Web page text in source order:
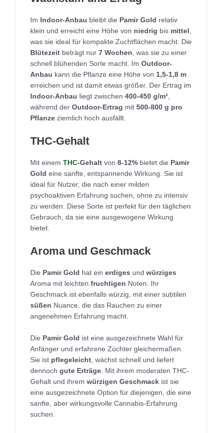
Im Indoor-Anbau bleibt die Pamir Gold relativ
klein und erreicht eine Höhe von niedrig bis mittel ,
was sie ideal für kompakte Zuchtflächen macht. Die
Blütezeit beträgt nur 7 Wochen, was sie zu einer
schnell blühenden Sorte macht. Im Outdoor-
Anbau kann die Pflanze eine Höhe von 1,5-1,8 m
erreichen und ist damit etwas größer. Der Ertrag im
Indoor-Anbau liegt zwischen 400-450 g/m²,
während der Outdoor-Ertrag mit 500-800 g pro
Pflanze ziemlich hoch ausfällt.
THC-Gehalt
Mit einem THC-Gehalt von 8-12% bietet die Pamir
Gold eine sanfte, entspannende Wirkung. Sie ist
ideal für Nutzer, die nach einer milden
psychoaktiven Erfahrung suchen, ohne zu intensiv
zu werden. Diese Sorte ist perfekt für den täglichen
Gebrauch, da sie eine ausgewogene Wirkung
bietet.
Aroma und Geschmack
Die Pamir Gold hat ein erdiges und würziges
Aroma mit leichten fruchtigen Noten. Ihr
Geschmack ist ebenfalls würzig, mit einer subtilen
süßen Nuance, die das Rauchen zu einer
angenehmen Erfahrung macht.
Die Pamir Gold ist eine ausgezeichnete Wahl für
Anfänger und erfahrene Züchter gleichermaßen.
Sie ist pflegeleicht, wächst schnell und liefert
dennoch gute Erträge. Mit ihrem moderaten THC-
Gehalt und ihrem würzigen Geschmack ist sie
eine ausgezeichnete Option für diejenigen, die eine
sanfte, aber wirkungsvolle Cannabis-Erfahrung
suchen.